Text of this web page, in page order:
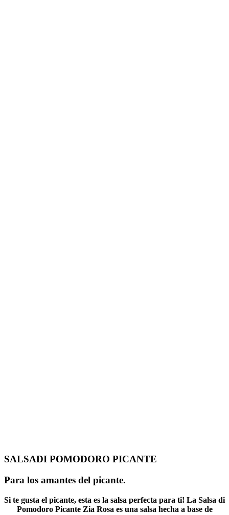
SALSADI POMODORO PICANTE
Para los amantes del picante.
Si te gusta el picante, esta es la salsa perfecta para ti! La Salsa di
Pomodoro Picante Zia Rosa es una salsa hecha a base de